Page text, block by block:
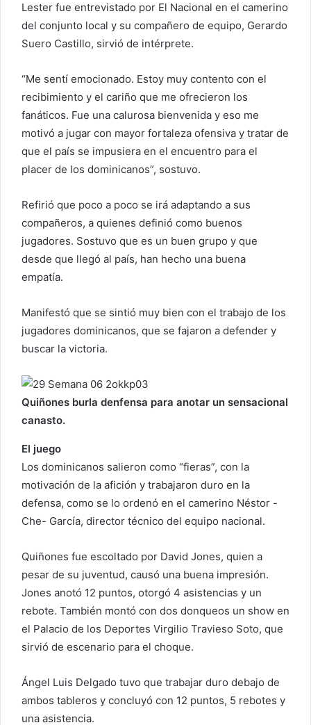
Lester fue entrevistado por El Nacional en el camerino
del conjunto local y su compañero de equipo, Gerardo
Suero Castillo, sirvió de intérprete.
“Me sentí emocionado. Estoy muy contento con el
recibimiento y el cariño que me ofrecieron los
fanáticos. Fue una calurosa bienvenida y eso me
motivó a jugar con mayor fortaleza ofensiva y tratar de
que el país se impusiera en el encuentro para el
placer de los dominicanos”, sostuvo.
Refirió que poco a poco se irá adaptando a sus
compañeros, a quienes definió como buenos
jugadores. Sostuvo que es un buen grupo y que
desde que llegó al país, han hecho una buena
empatía.
Manifestó que se sintió muy bien con el trabajo de los
jugadores dominicanos, que se fajaron a defender y
buscar la victoria.
Quiñones burla denfensa para anotar un sensacional
canasto.
El juego
Los dominicanos salieron como “fieras”, con la
motivación de la afición y trabajaron duro en la
defensa, como se lo ordenó en el camerino Néstor -
Che- García, director técnico del equipo nacional.
Quiñones fue escoltado por David Jones, quien a
pesar de su juventud, causó una buena impresión.
Jones anotó 12 puntos, otorgó 4 asistencias y un
rebote. También montó con dos donqueos un show en
el Palacio de los Deportes Virgilio Travieso Soto, que
sirvió de escenario para el choque.
Ángel Luis Delgado tuvo que trabajar duro debajo de
ambos tableros y concluyó con 12 puntos, 5 rebotes y
una asistencia.